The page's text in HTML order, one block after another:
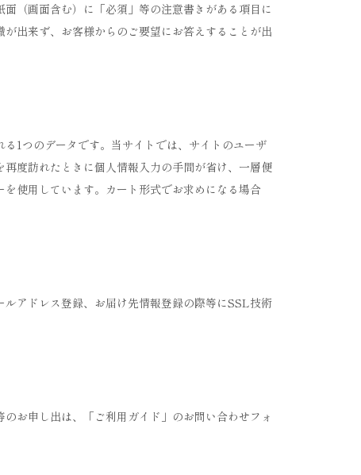
（画面含む）に「必須」等の注意書きがある項目に
出来ず、お客様からのご要望にお答えすることが出
1つのデータです。当サイトでは、サイトのユーザ
度訪れたときに個人情報入力の手間が省け、一層便
使用しています。カート形式でお求めになる場合
アドレス登録、お届け先情報登録の際等にSSL技術
お申し出は、「ご利用ガイド」のお問い合わせフォ